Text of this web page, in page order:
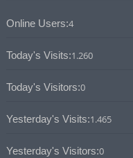
Online Users:4
Today's Visits:1.260
Today's Visitors:0
Yesterday's Visits:1.465
Yesterday's Visitors:0